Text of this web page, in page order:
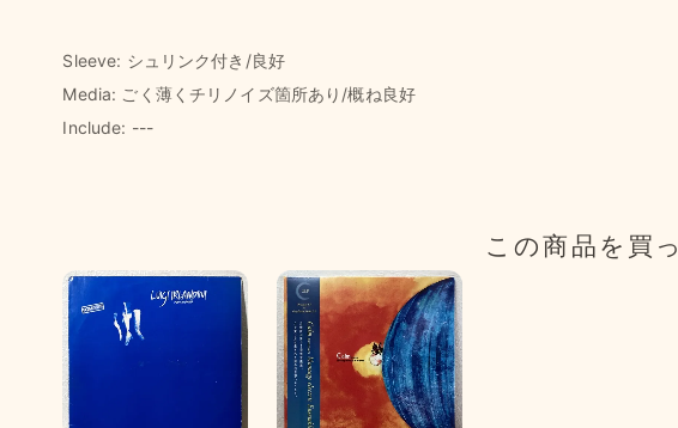
Sleeve: シュリンク付き/良好
Media: ごく薄くチリノイズ箇所あり/概ね良好
Include: ---
この商品を買